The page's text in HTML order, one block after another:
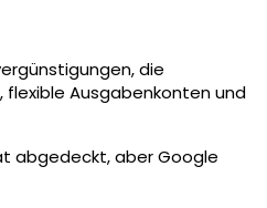
die
Ausgabenkonten und
abgedeckt, aber Google